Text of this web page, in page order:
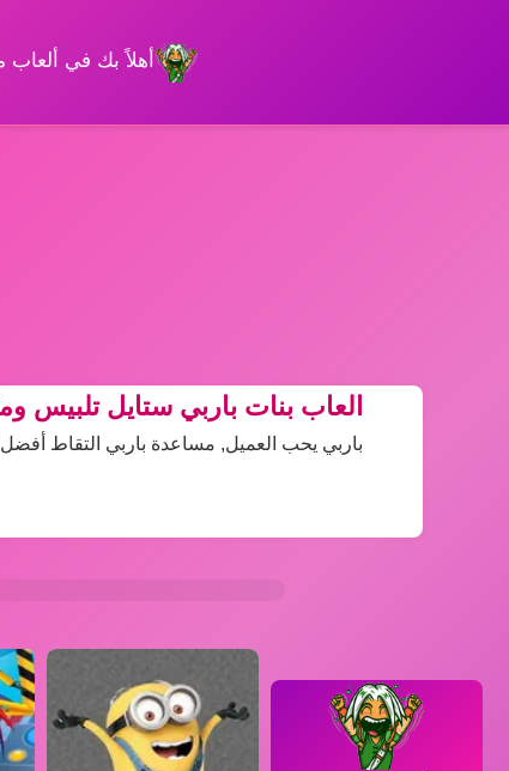
أهلاً بك في
العاب بنات باربي ستايل تلبيس
باربي يحب العميل, مساعدة باربي التقاط أفضل